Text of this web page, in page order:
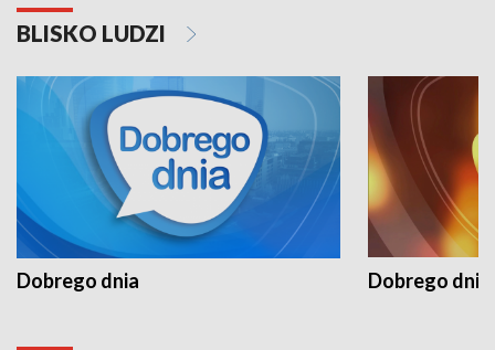
BLISKO LUDZI
Dobrego dnia Dobrego dnia